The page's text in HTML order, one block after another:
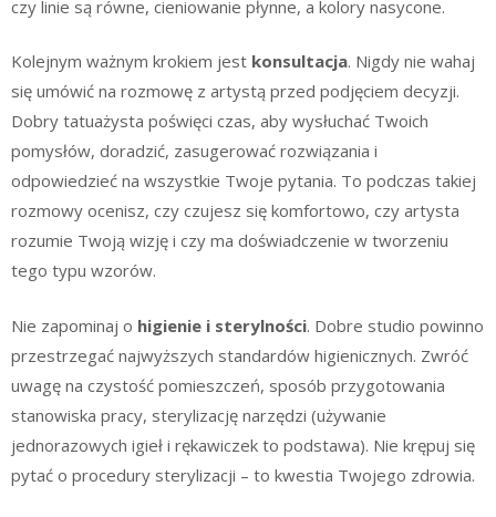
czy linie są równe, cieniowanie płynne, a kolory nasycone.
Kolejnym ważnym krokiem jest konsultacja. Nigdy nie wahaj
się umówić na rozmowę z artystą przed podjęciem decyzji.
Dobry tatuażysta poświęci czas, aby wysłuchać Twoich
pomysłów, doradzić, zasugerować rozwiązania i
odpowiedzieć na wszystkie Twoje pytania. To podczas takiej
rozmowy ocenisz, czy czujesz się komfortowo, czy artysta
rozumie Twoją wizję i czy ma doświadczenie w tworzeniu
tego typu wzorów.
Nie zapominaj o higienie i sterylności. Dobre studio powinno
przestrzegać najwyższych standardów higienicznych. Zwróć
uwagę na czystość pomieszczeń, sposób przygotowania
stanowiska pracy, sterylizację narzędzi (używanie
jednorazowych igieł i rękawiczek to podstawa). Nie krępuj się
pytać o procedury sterylizacji – to kwestia Twojego zdrowia.